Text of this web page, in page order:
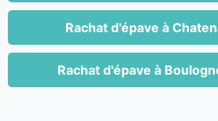
Rachat d'épave à
Rachat d'épave à